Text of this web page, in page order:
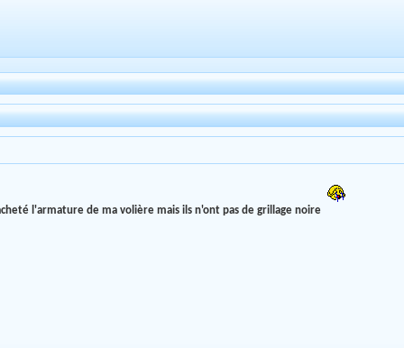
l'armature de ma volière mais ils n'ont pas de grillage noire